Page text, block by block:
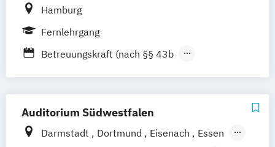
Hamburg
Fernlehrgang
Betreuungskraft (nach §§ 43b
Sozialdienstleistungen (IHK)
Auditorium Südwestfalen
Darmstadt Dortmund Eisenach
Essen